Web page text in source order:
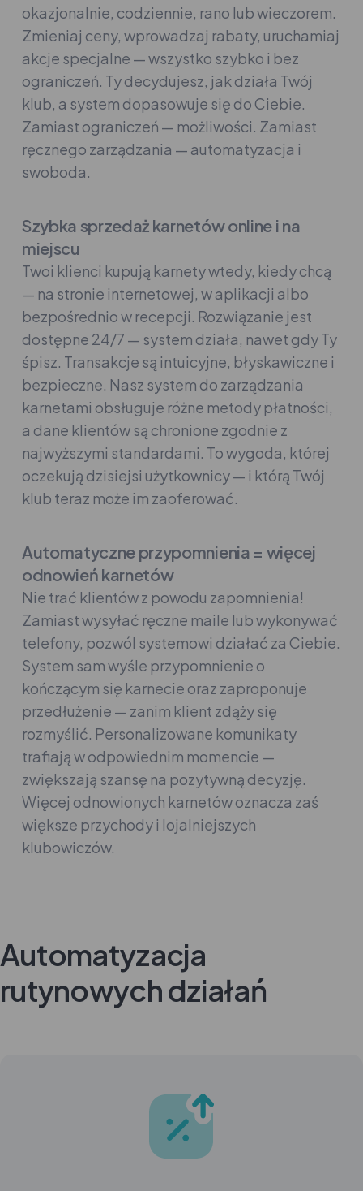
okazjonalnie, codziennie, rano lub wieczorem.
Zmieniaj ceny, wprowadzaj rabaty, uruchamiaj
akcje specjalne — wszystko szybko i bez
ograniczeń. Ty decydujesz, jak działa Twój
klub, a system dopasowuje się do Ciebie.
Zamiast ograniczeń — możliwości. Zamiast
ręcznego zarządzania — automatyzacja i
swoboda.
Szybka sprzedaż karnetów online i na
miejscu
Twoi klienci kupują karnety wtedy, kiedy chcą
— na stronie internetowej, w aplikacji albo
bezpośrednio w recepcji. Rozwiązanie jest
dostępne 24/7 — system działa, nawet gdy Ty
śpisz. Transakcje są intuicyjne, błyskawiczne i
bezpieczne. Nasz system do zarządzania
karnetami obsługuje różne metody płatności,
a dane klientów są chronione zgodnie z
najwyższymi standardami. To wygoda, której
oczekują dzisiejsi użytkownicy — i którą Twój
klub teraz może im zaoferować.
Automatyczne przypomnienia = więcej
odnowień karnetów
Nie trać klientów z powodu zapomnienia!
Zamiast wysyłać ręczne maile lub wykonywać
telefony, pozwól systemowi działać za Ciebie.
System sam wyśle przypomnienie o
kończącym się karnecie oraz zaproponuje
przedłużenie — zanim klient zdąży się
rozmyślić. Personalizowane komunikaty
trafiają w odpowiednim momencie —
zwiększają szansę na pozytywną decyzję.
Więcej odnowionych karnetów oznacza zaś
większe przychody i lojalniejszych
klubowiczów.
Automatyzacja
rutynowych działań